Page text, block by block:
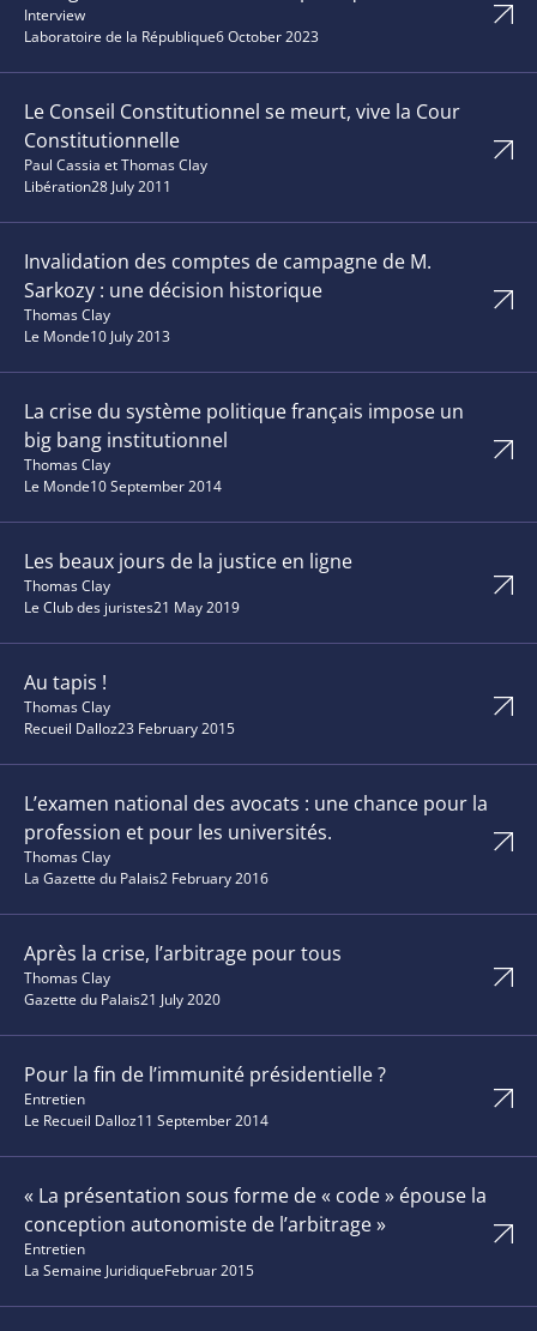
Interview
Laboratoire de la République6 October 2023
Le Conseil Constitutionnel se meurt, vive la Cour
Constitutionnelle
Paul Cassia et Thomas Clay
Libération28 July 2011
Invalidation des comptes de campagne de M.
Sarkozy : une décision historique
Thomas Clay
Le Monde10 July 2013
La crise du système politique français impose un
big bang institutionnel
Thomas Clay
Le Monde10 September 2014
Les beaux jours de la justice en ligne
Thomas Clay
Le Club des juristes21 May 2019
Au tapis !
Thomas Clay
Recueil Dalloz23 February 2015
L’examen national des avocats : une chance pour la
profession et pour les universités.
Thomas Clay
La Gazette du Palais2 February 2016
Après la crise, l’arbitrage pour tous
Thomas Clay
Gazette du Palais21 July 2020
Pour la fin de l’immunité présidentielle ?
Entretien
Le Recueil Dalloz11 September 2014
« La présentation sous forme de « code » épouse la
conception autonomiste de l’arbitrage »
Entretien
La Semaine JuridiqueFebruar 2015